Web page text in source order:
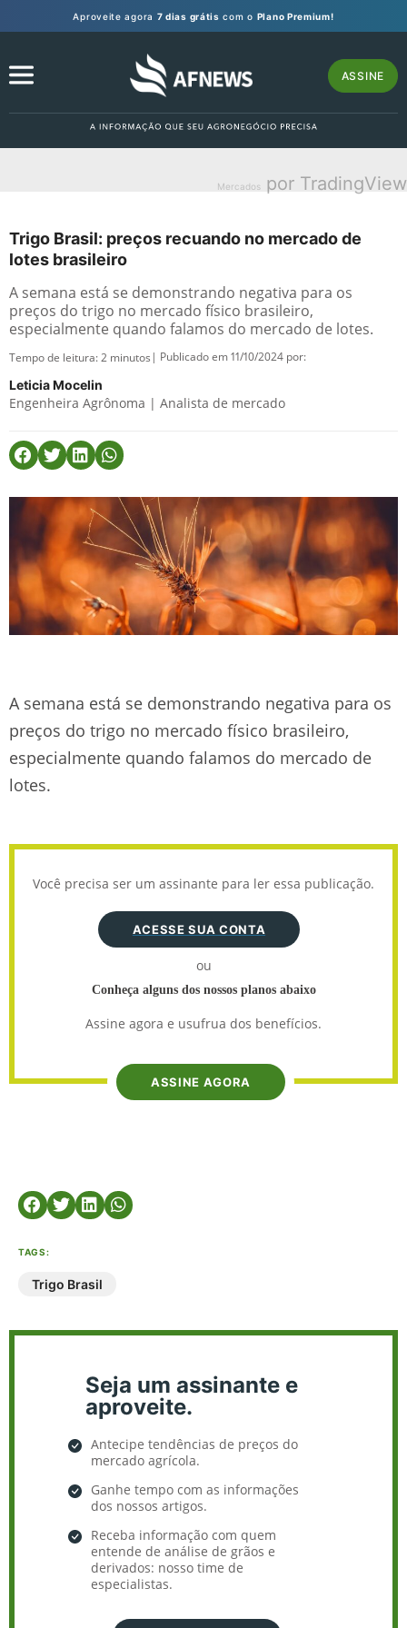
Aproveite agora 7 dias grátis com o Plano Premium!
ASSINE
Mercados por TradingView
Trigo Brasil: preços recuando no mercado de
lotes brasileiro
A semana está se demonstrando negativa para os
preços do trigo no mercado físico brasileiro,
especialmente quando falamos do mercado de lotes.
Tempo de leitura:2 minutos | Publicado em 11/10/2024 por:
Leticia Mocelin
Engenheira Agrônoma | Analista de mercado
A semana está se demonstrando negativa para os
preços do trigo no mercado físico brasileiro,
especialmente quando falamos do mercado de
lotes.
Você precisa ser um assinante para ler essa publicação.
ACESSE SUA CONTA
ou
Conheça alguns dos nossos planos abaixo
Assine agora e usufrua dos benefícios.
ASSINE AGORA
TAGS:
Trigo Brasil
Seja um assinante e
aproveite.
Antecipe tendências de preços do
mercado agrícola.
Ganhe tempo com as informações
dos nossos artigos.
Receba informação com quem
entende de análise de grãos e
derivados: nosso time de
especialistas.